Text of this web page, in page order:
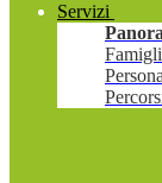
Servizi